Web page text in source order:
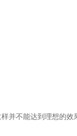
并不能达到理想的效